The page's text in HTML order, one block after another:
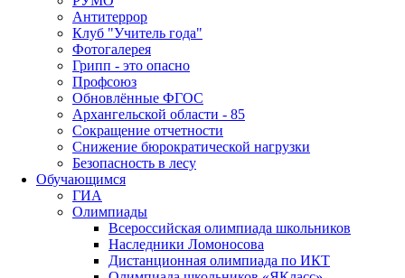
Антитеррор
Клуб "Учитель года"
Фотогалерея
Грипп - это опасно
Профсоюз
Обновлённые ФГОС
Архангельской области - 85
Сокращение отчетности
Снижение бюрократической нагрузки
Безопасность в лесу
Обучающимся
ГИА
Олимпиады
Всероссийская олимпиада школьников
Наследники Ломоносова
Дистанционная олимпиада по ИКТ